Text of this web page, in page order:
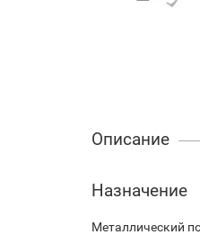
Описание
Назначение
Металлический